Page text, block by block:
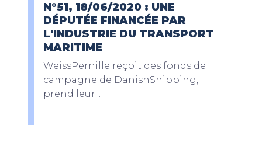
N°51, 18/06/2020 : UNE
DÉPUTÉE FINANCÉE PAR
L'INDUSTRIE DU TRANSPORT
MARITIME
WeissPernille reçoit des fonds de
campagne de DanishShipping,
prend leur...